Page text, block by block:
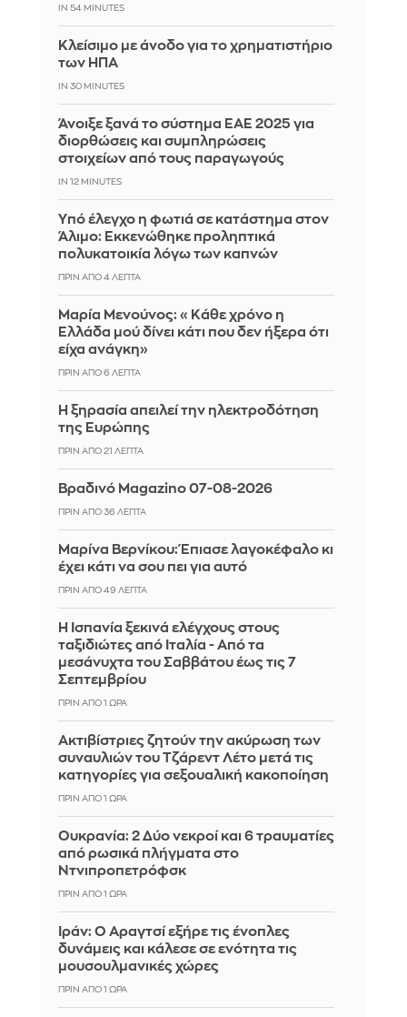
IN 54 MINUTES
Κλείσιμο με άνοδο για το χρηματιστήριο
των ΗΠΑ
IN 30 MINUTES
Άνοιξε ξανά το σύστημα ΕΑΕ 2025 για
διορθώσεις και συμπληρώσεις
στοιχείων από τους παραγωγούς
IN 12 MINUTES
Yπό έλεγχο η φωτιά σε κατάστημα στον
Άλιμο: Εκκενώθηκε προληπτικά
πολυκατοικία λόγω των καπνών
ΠΡΙΝ ΑΠΌ 4 ΛΕΠΤΆ
Μαρία Μενούνος: «Κάθε χρόνο η
Ελλάδα μού δίνει κάτι που δεν ήξερα ότι
είχα ανάγκη»
ΠΡΙΝ ΑΠΌ 6 ΛΕΠΤΆ
Η ξηρασία απειλεί την ηλεκτροδότηση
της Ευρώπης
ΠΡΙΝ ΑΠΌ 21 ΛΕΠΤΆ
Βραδινό Magazino 07-08-2026
ΠΡΙΝ ΑΠΌ 36 ΛΕΠΤΆ
Μαρίνα Βερνίκου: Έπιασε λαγοκέφαλο κι
έχει κάτι να σου πει για αυτό
ΠΡΙΝ ΑΠΌ 49 ΛΕΠΤΆ
Η Ισπανία ξεκινά ελέγχους στους
ταξιδιώτες από Ιταλία - Από τα
μεσάνυχτα του Σαββάτου έως τις 7
Σεπτεμβρίου
ΠΡΙΝ ΑΠΌ 1 ΏΡΑ
Ακτιβίστριες ζητούν την ακύρωση των
συναυλιών του Τζάρεντ Λέτο μετά τις
κατηγορίες για σεξουαλική κακοποίηση
ΠΡΙΝ ΑΠΌ 1 ΏΡΑ
Ουκρανία: 2 Δύο νεκροί και 6 τραυματίες
από ρωσικά πλήγματα στο
Ντνιπροπετρόφσκ
ΠΡΙΝ ΑΠΌ 1 ΏΡΑ
Ιράν: Ο Αραγτσί εξήρε τις ένοπλες
δυνάμεις και κάλεσε σε ενότητα τις
μουσουλμανικές χώρες
ΠΡΙΝ ΑΠΌ 1 ΏΡΑ